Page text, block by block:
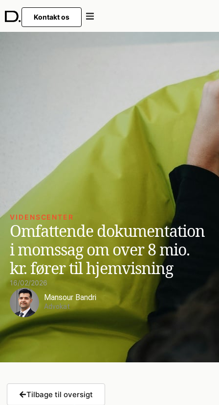
Kontakt os
VIDENSCENTER
Omfattende dokumentation
i momssag om over 8 mio.
kr. fører til hjemvisning
16/02/2026
Mansour Bandri
Advokat
Tilbage til oversigt